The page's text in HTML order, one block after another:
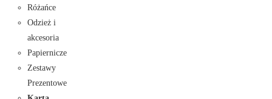
Różańce
Odzież i
akcesoria
Papiernicze
Zestawy
Prezentowe